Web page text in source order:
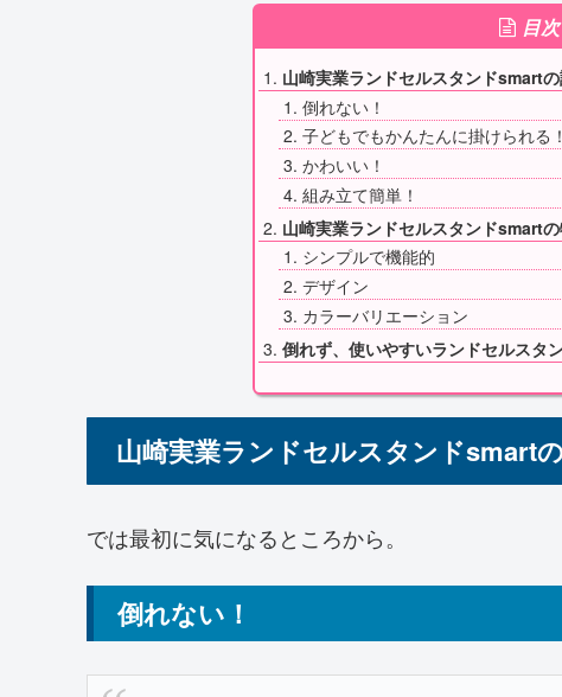
目次
山崎実業ランドセルスタンドsmart
倒れない！
子どもでもかんたんに掛けられる！
かわいい！
組み立て簡単！
山崎実業ランドセルスタンドsmart
シンプルで機能的
デザイン
カラーバリエーション
倒れず、使いやすいランドセルスタ
山崎実業ランドセルスタンドsmart
では最初に気になるところから。
倒れない！